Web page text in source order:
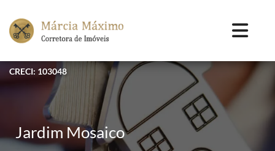
CRECI: 103048
Jardim Mosaico